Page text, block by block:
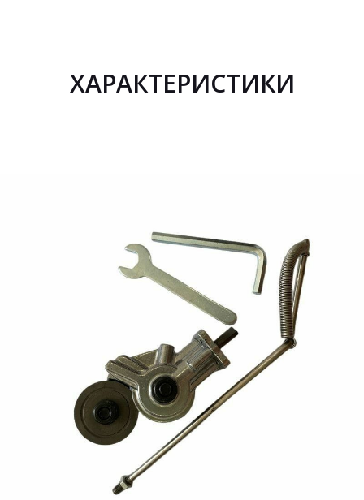
ХАРАКТЕРИСТИКИ